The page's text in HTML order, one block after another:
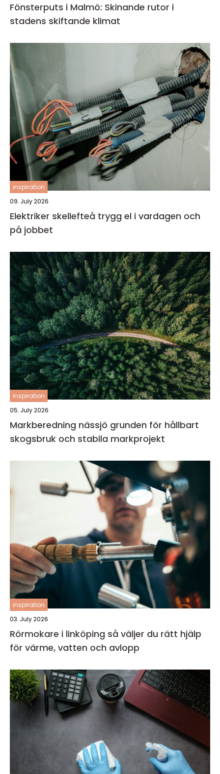
Fönsterputs i Malmö: Skinande rutor i
stadens skiftande klimat
inspiration
09. July 2026
Elektriker skellefteå trygg el i vardagen och
på jobbet
inspiration
05. July 2026
Markberedning nässjö grunden för hållbart
skogsbruk och stabila markprojekt
inspiration
03. July 2026
Rörmokare i linköping så väljer du rätt hjälp
för värme, vatten och avlopp